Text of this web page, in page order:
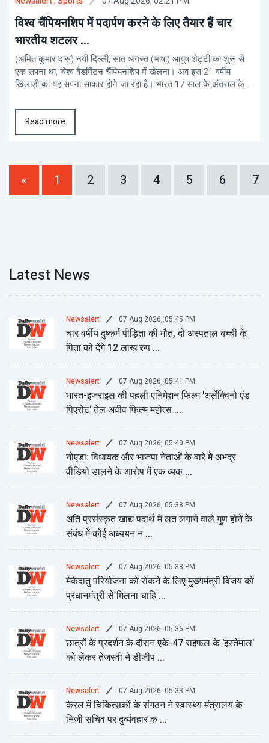
विश्व चैंपियनशिप में पदार्पण करने के लिए तैयार हैं चार
भारतीय शटलर ...
(अमित कुमार दास) नयी दिल्ली, सात अगस्त (भाषा) आयुष शेट्टी का शुरू से
एक सपना था, विश्व बैडमिंटन चैंपियनशिप में खेलना। अब इस 21 वर्षीय
खिलाड़ी का यह सपना साकार होने जा रहा है। भारत 17 साल के अंतराल के ...
Read more
« 1 2 3 4 5 6 7
Latest News
Newsalert 07 Aug 2026, 05:45 PM
चार वर्षीय दुष्कर्म पीड़िता की मौत, दो अस्पताल बच्ची के
पिता को देंगे 12 लाख रुप ...
Newsalert 07 Aug 2026, 05:41 PM
भारत-इजराइल की पहली एनिमेशन फिल्म 'अर्लेक्विनो एंड
पिएरोट' तेल अवीव फिल्म महोत्स ...
Newsalert 07 Aug 2026, 05:40 PM
नोएडा: विधायक और भाजपा नेताओं के बारे में अभद्र
वीडियो डालने के आरोप में एक व्यक ...
Newsalert 07 Aug 2026, 05:38 PM
अति प्रसंस्कृत खाद्य पदार्थ में लत लगाने वाले गुण होने के
संबंध में कोई अध्ययन न ...
Newsalert 07 Aug 2026, 05:38 PM
मेकेदातु परियोजना को रोकने के लिए मुख्यमंत्री विजय को
प्रधानमंत्री से मिलना चाहि ...
Newsalert 07 Aug 2026, 05:36 PM
छात्रों के प्रदर्शन के दौरान एके-47 राइफल के 'इस्तेमाल'
को लेकर तेजस्वी ने डीजीप ...
Newsalert 07 Aug 2026, 05:33 PM
केरल में चिकित्सकों के संगठन ने स्वास्थ्य मंत्रालय के
निजी सचिव पर दुर्व्यवहार क ...